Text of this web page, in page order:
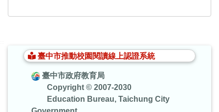
臺中市推動校園閱讀線上認證系統
臺中市政府教育局
Copyright © 2007-2030
Education Bureau, Taichung City